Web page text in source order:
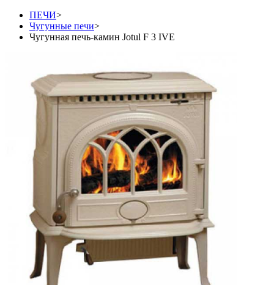
ПЕЧИ>
Чугунные печи>
Чугунная печь-камин Jotul F 3 IVE